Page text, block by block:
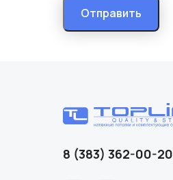
Отправить
8 (383) 362-00-20